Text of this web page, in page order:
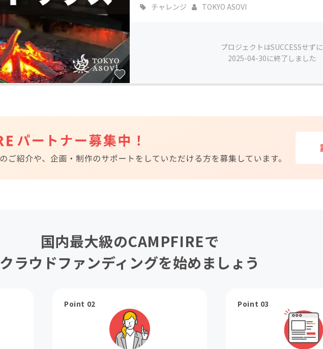
チャレンジ TOKYO ASOVI
プロジェクトはSUCCESSせずに
2025-04-30に終了しました
国内最大級のCAMPFIREで
クラウドファンディングを始めましょう
Point 02 Point 03